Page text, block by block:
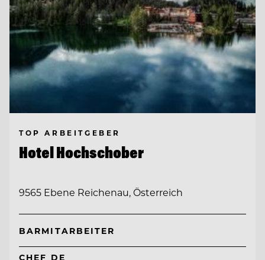
TOP ARBEITGEBER
Hotel Hochschober
9565 Ebene Reichenau, Österreich
BARMITARBEITER
CHEF DE